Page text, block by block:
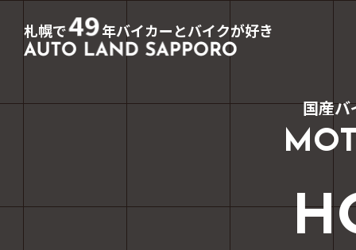
札幌で49年バイカーとバイクが好き
国産バ